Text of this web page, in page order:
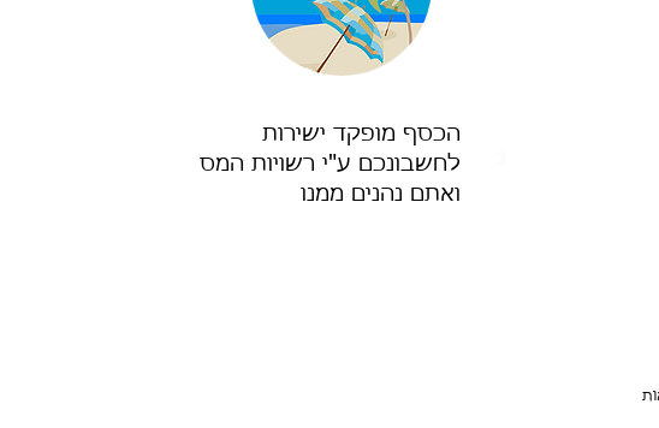
הכסף מופקד ישירות
לחשבונכם ע"י רשויות המס
ואתם נהנים ממנו